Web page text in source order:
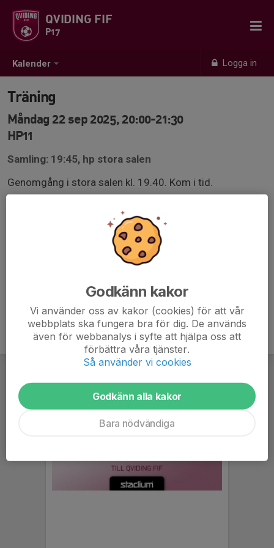
Kalender Logga in
QVIDING FIF
P17
Träning
Måndag 22 sep 2025, 20:00-21:30
HP11
Samling: 19:45, hp stora salen
Genomgång i stora salen kl. 19.40. Kom i tid.
Godkänn kakor
Vi använder oss av kakor (cookies) för att vår
webbplats ska fungera bra för dig. De används
även för webbanalys i syfte att hjälpa oss att
förbättra våra tjänster.
Så använder vi cookies
Godkänn alla kakor
Bara nödvändiga